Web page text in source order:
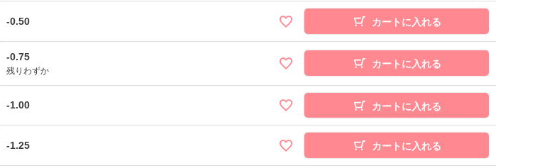
-0.50 カートに入れる
-0.75
残りわずか
カートに入れる
-1.00 カートに入れる
-1.25 カートに入れる